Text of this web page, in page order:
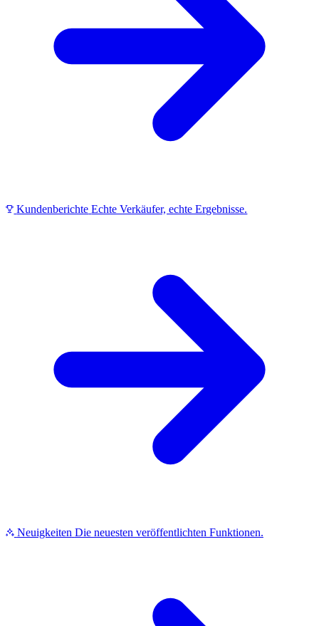
Kundenberichte Echte Verkäufer, echte Ergebnisse.
Neuigkeiten Die neuesten veröffentlichten Funktionen.